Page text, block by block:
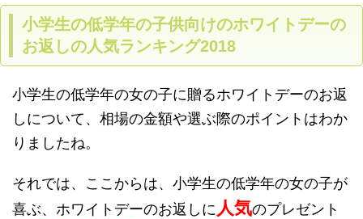
小学生の低学年の子供向けのホワイトデーの
お返しの人気ランキング2018
小学生の低学年の女の子に贈るホワイトデーのお返
しについて、相場の金額や選ぶ際のポイントはわか
りましたね。
それでは、ここからは、小学生の低学年の女の子が
喜ぶ、ホワイトデーのお返しに 人気のプレゼント